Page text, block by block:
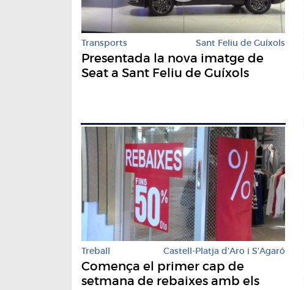
Transports Sant Feliu de Guíxols
Presentada la nova imatge de
Seat a Sant Feliu de Guíxols
Treball Castell-Platja d'Aro i S'Agaró
Comença el primer cap de
setmana de rebaixes amb els